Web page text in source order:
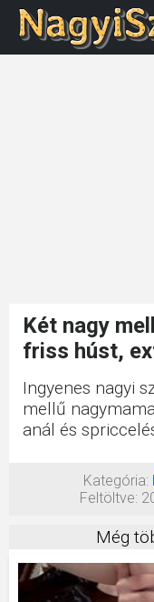
Két nagy
friss húst,
Ingyenes nagyi
mellű
anál és
Kategória:
Feltöltve:
Még